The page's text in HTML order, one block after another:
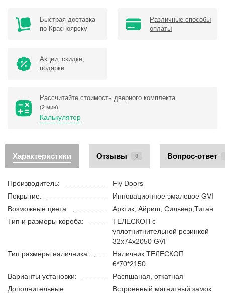
Быстрая доставка
по Красноярску
Различные способы
оплаты
Акции, скидки,
подарки
Рассчитайте стоимость дверного комплекта
(2 мин)
Калькулятор
Характеристики Отзывы 0 Вопрос-ответ
Производитель:
Fly Doors
Покрытие:
Инновационное эмалевое GVI
Возможные цвета:
Арктик, Айриш, Сильвер,Титан
Тип и размеры короба:
ТЕЛЕСКОП с
уплотнитнительной резинкой
32х74х2050 GVI
Тип размеры наличника:
Наличник ТЕЛЕСКОП
6*70*2150
Варианты установки:
Распшаная, откатная
Дополнительные
Встроенный магнитный замок